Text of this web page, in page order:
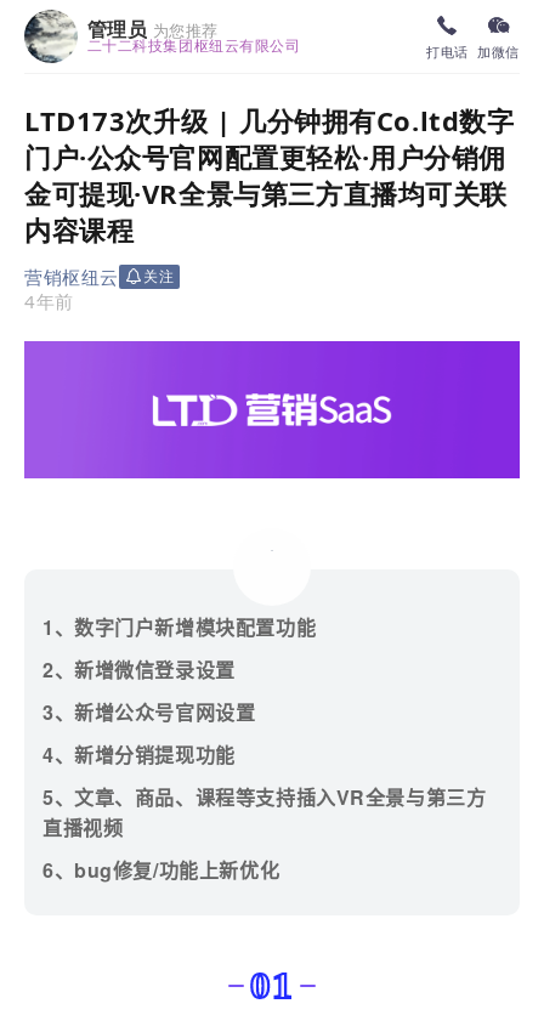
管理员 为您推荐
二十二科技集团枢纽云有限公司 打电话 加微信
LTD173次升级 | 几分钟拥有Co.ltd数字
门户·公众号官网配置更轻松·用户分销佣
金可提现·VR全景与第三方直播均可关联
内容课程
营销枢纽云 关注
4年前
1、数字门户新增模块配置功能
2、新增微信登录设置
3、新增公众号官网设置
4、新增分销提现功能
5、文章、商品、课程等支持插入VR全景与第三方
直播视频
6、 bug修复/功能上新优化
01